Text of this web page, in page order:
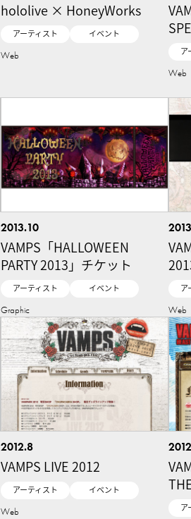
hololive × HoneyWorks
アーティスト イベント
Web ア
Web
2013.10
VAMPS「HALLOWEEN
PARTY 2013」チケット
アーティスト イベント
Graphic
ア
Web
2012.8
VAMPS LIVE 2012
アーティスト イベント
Web ア